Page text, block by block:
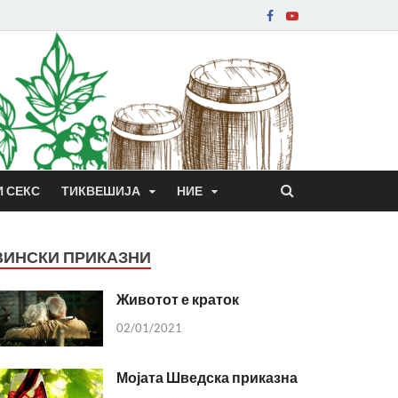
СЕКС ТИКВЕШИЈА НИЕ
ПРИКАЗНИ
Животот е краток
02/01/2021
Мојата Шведска приказна